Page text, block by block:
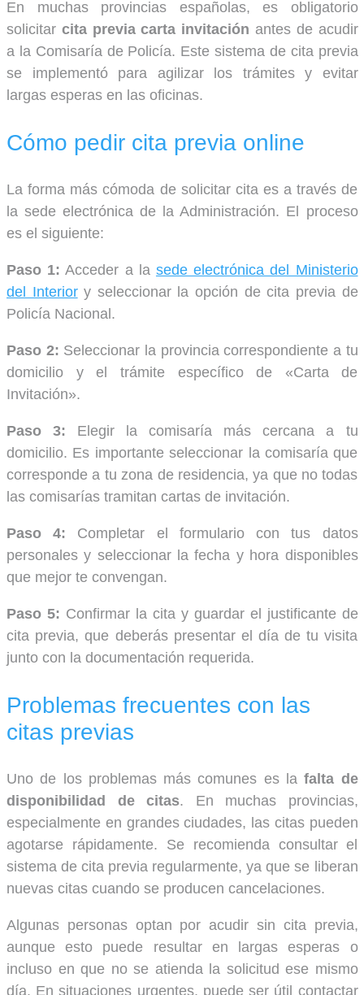
En muchas provincias españolas, es obligatorio
solicitar cita previa carta invitación antes de acudir
a la Comisaría de Policía. Este sistema de cita previa
se implementó para agilizar los trámites y evitar
largas esperas en las oficinas.
Cómo pedir cita previa online
La forma más cómoda de solicitar cita es a través de
la sede electrónica de la Administración. El proceso
es el siguiente:
Paso 1: Acceder a la sede electrónica del Ministerio
del Interiory seleccionar la opción de cita previa de
Policía Nacional.
Paso 2: Seleccionar la provincia correspondiente a tu
domicilio y el trámite específico de «Carta de
Invitación».
Paso 3: Elegir la comisaría más cercana a tu
domicilio. Es importante seleccionar la comisaría que
corresponde a tu zona de residencia, ya que no todas
las comisarías tramitan cartas de invitación.
Paso 4: Completar el formulario con tus datos
personales y seleccionar la fecha y hora disponibles
que mejor te convengan.
Paso 5: Confirmar la cita y guardar el justificante de
cita previa, que deberás presentar el día de tu visita
junto con la documentación requerida.
Problemas frecuentes con las
citas previas
Uno de los problemas más comunes es lafalta de
disponibilidad de citas. En muchas provincias,
especialmente en grandes ciudades, las citas pueden
agotarse rápidamente. Se recomienda consultar el
sistema de cita previa regularmente, ya que se liberan
nuevas citas cuando se producen cancelaciones.
Algunas personas optan por acudir sin cita previa,
aunque esto puede resultar en largas esperas o
incluso en que no se atienda la solicitud ese mismo
día. En situaciones urgentes, puede ser útil contactar